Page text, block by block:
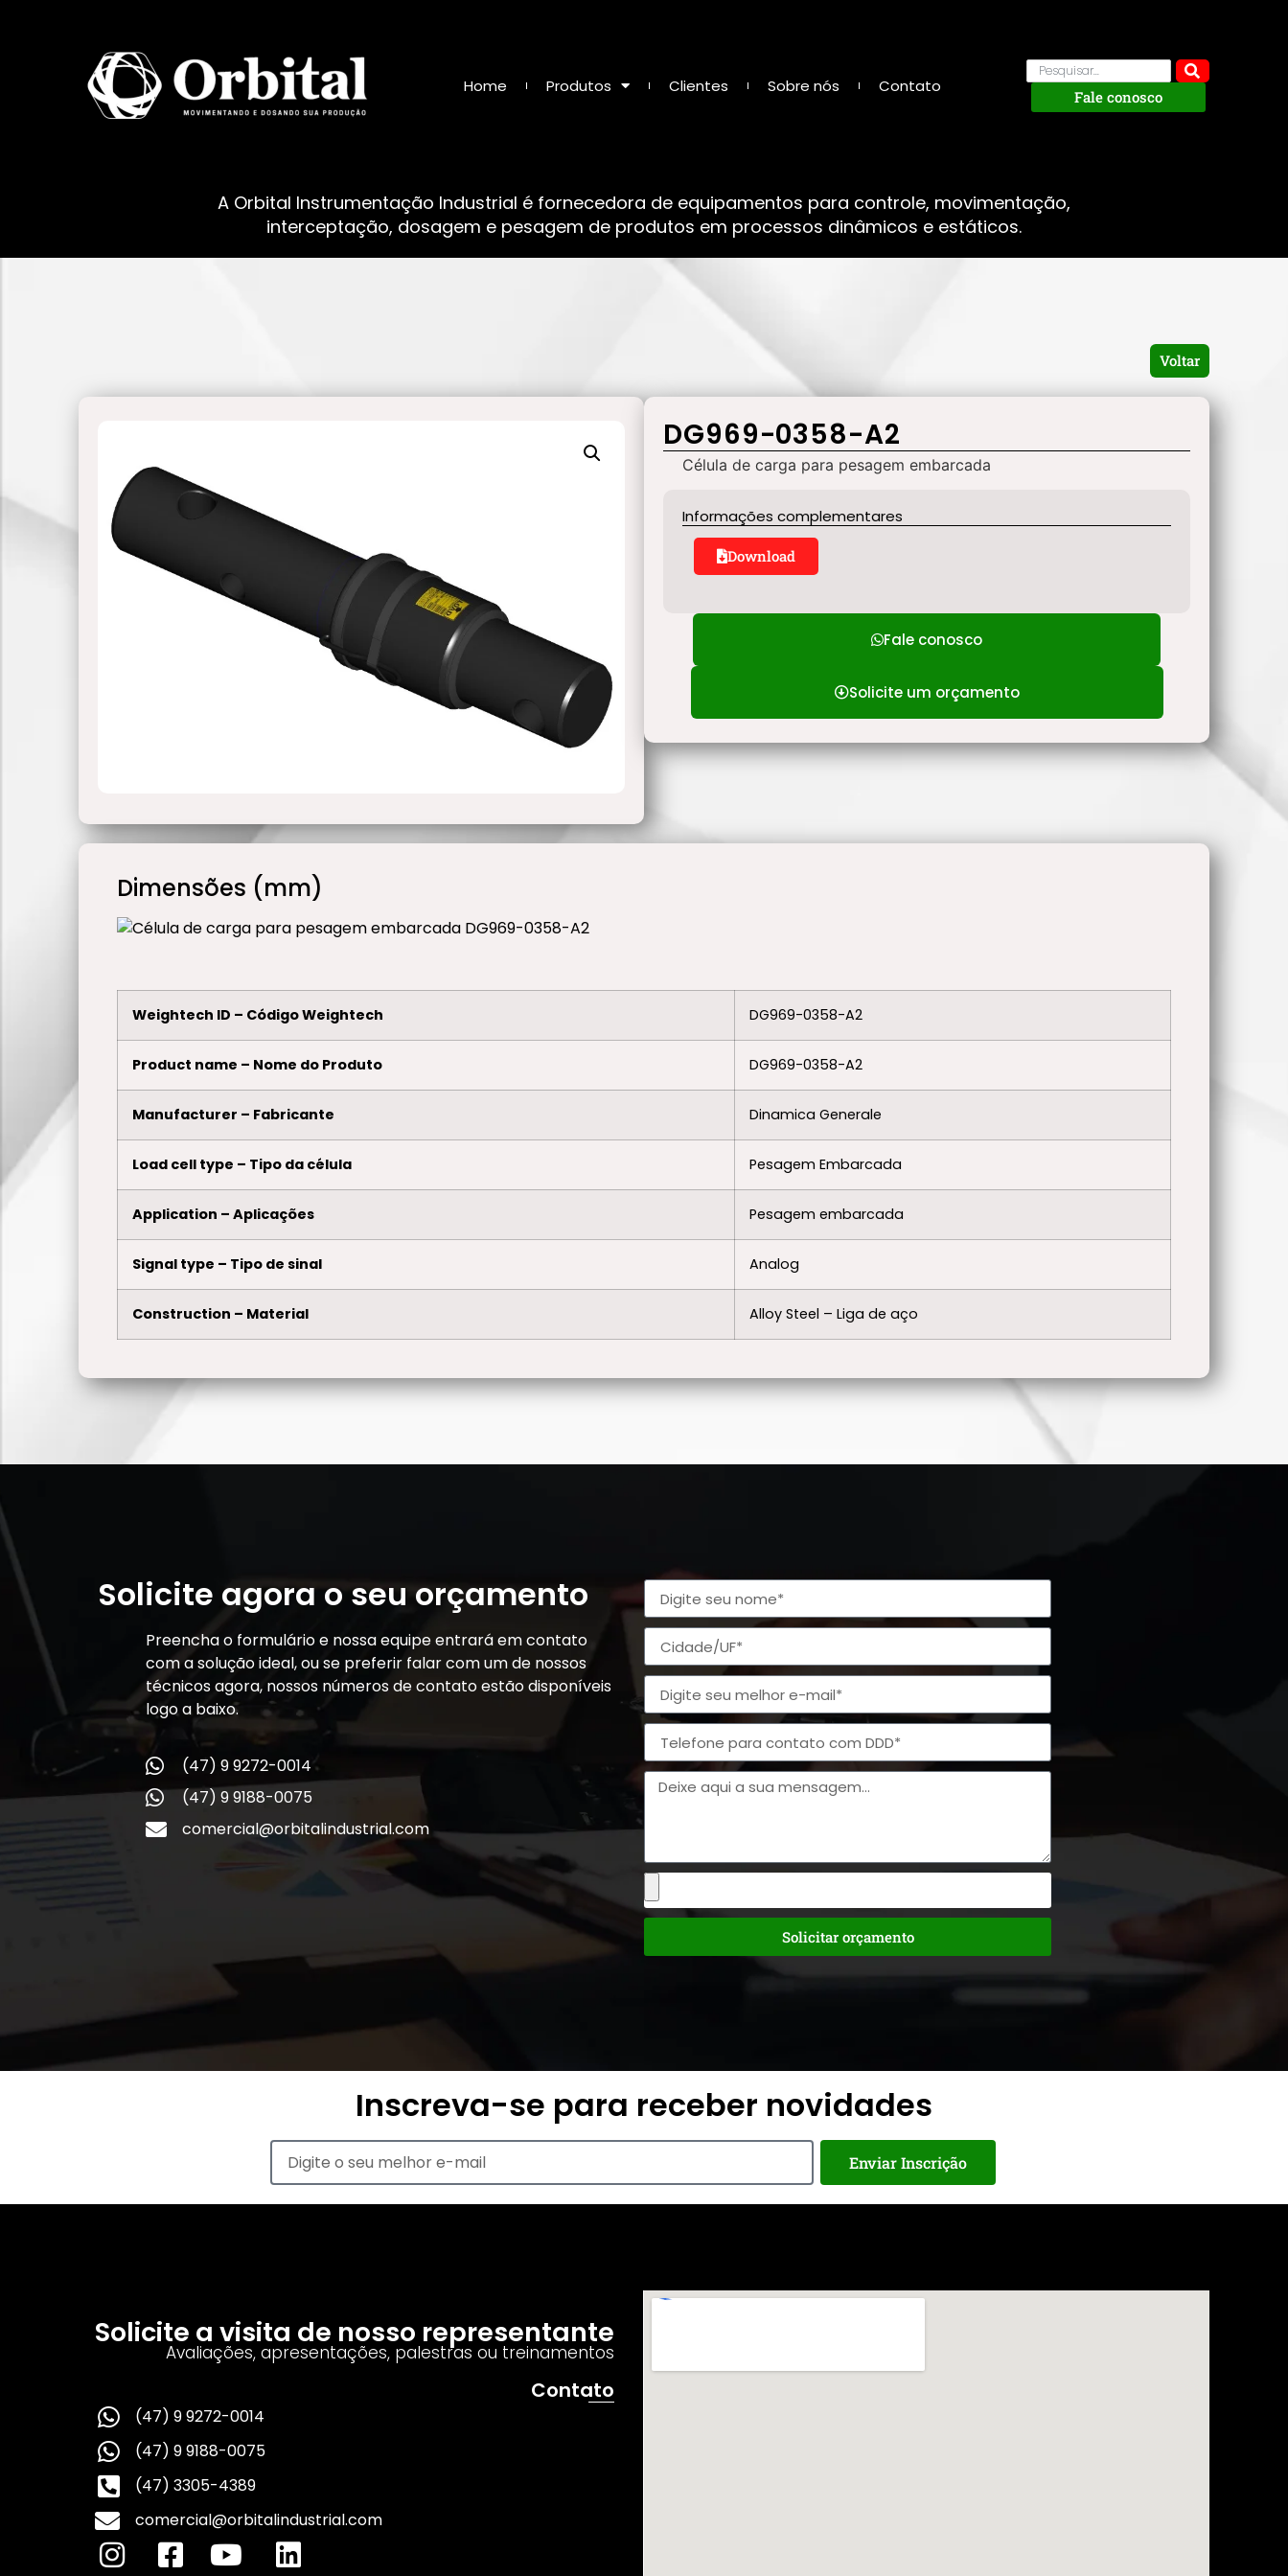
Home Produtos Clientes Sobre nós Contato
Fale conosco
A Orbital Instrumentação Industrial é fornecedora de equipamentos para controle, movimentação,
interceptação, dosagem e pesagem de produtos em processos dinâmicos e estáticos.
Voltar
DG969-0358-A2
Célula de carga para pesagem embarcada
Informações complementares
Download
Fale conosco
Solicite um orçamento
Dimensões (mm)
Weightech ID – Código Weightech DG969-0358-A2
Product name – Nome do Produto DG969-0358-A2
Manufacturer – Fabricante Dinamica Generale
Load cell type – Tipo da célula Pesagem Embarcada
Application – Aplicações Pesagem embarcada
Signal type – Tipo de sinal Analog
Construction – Material Alloy Steel – Liga de aço
Solicite agora o seu orçamento
Preencha o formulário e nossa equipe entrará em contato
com a solução ideal, ou se preferir falar com um de nossos
técnicos agora, nossos números de contato estão disponíveis
logo a baixo.
(47) 9 9272-0014
(47) 9 9188-0075
comercial@orbitalindustrial.com
Solicitar orçamento
Inscreva-se para receber novidades
Enviar Inscrição
Solicite a visita de nosso representante
Avaliações, apresentações, palestras ou treinamentos
Contato
(47) 9 9272-0014
(47) 9 9188-0075
(47) 3305-4389
comercial@orbitalindustrial.com